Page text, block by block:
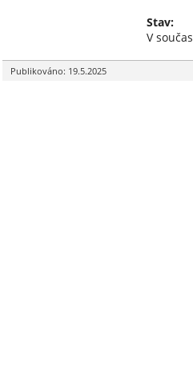
Stav:
V
Publikováno: 19.5.2025